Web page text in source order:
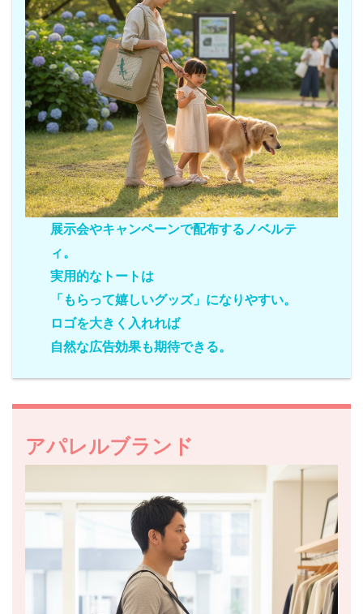
展示会やキャンペーンで配布するノベルテ
ィ。
実用的なトートは
「もらって嬉しいグッズ」になりやすい。
ロゴを大きく入れれば
自然な広告効果も期待できる。
アパレルブランド